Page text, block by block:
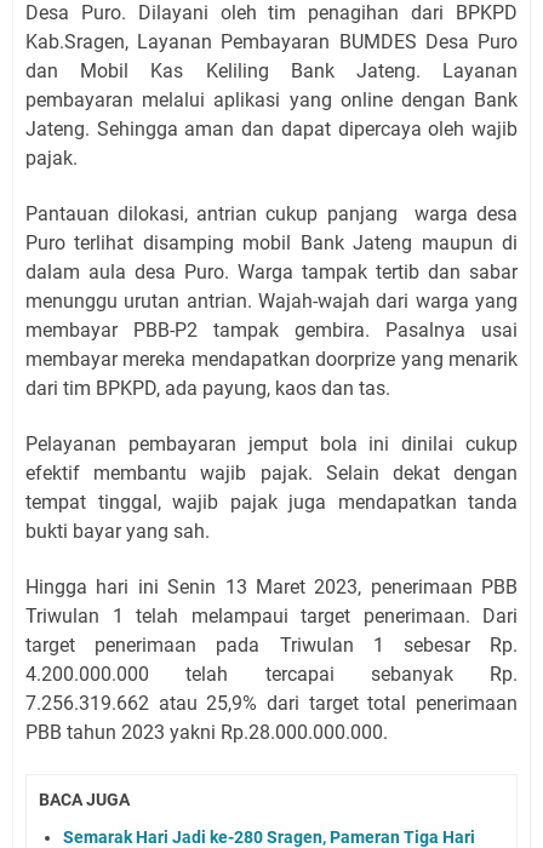
Desa Puro. Dilayani oleh tim penagihan dari BPKPD
Kab.Sragen, Layanan Pembayaran BUMDES Desa Puro
dan Mobil Kas Keliling Bank Jateng. Layanan
pembayaran melalui aplikasi yang online dengan Bank
Jateng. Sehingga aman dan dapat dipercaya oleh wajib
pajak.
Pantauan dilokasi, antrian cukup panjang warga desa
Puro terlihat disamping mobil Bank Jateng maupun di
dalam aula desa Puro. Warga tampak tertib dan sabar
menunggu urutan antrian. Wajah-wajah dari warga yang
membayar PBB-P2 tampak gembira. Pasalnya usai
membayar mereka mendapatkan doorprize yang menarik
dari tim BPKPD, ada payung, kaos dan tas.
Pelayanan pembayaran jemput bola ini dinilai cukup
efektif membantu wajib pajak. Selain dekat dengan
tempat tinggal, wajib pajak juga mendapatkan tanda
bukti bayar yang sah.
Hingga hari ini Senin 13 Maret 2023, penerimaan PBB
Triwulan 1 telah melampaui target penerimaan. Dari
target penerimaan pada Triwulan 1 sebesar Rp.
4.200.000.000 telah tercapai sebanyak Rp.
7.256.319.662 atau 25,9% dari target total penerimaan
PBB tahun 2023 yakni Rp.28.000.000.000.
BACA JUGA
Semarak Hari Jadi ke-280 Sragen, Pameran Tiga Hari